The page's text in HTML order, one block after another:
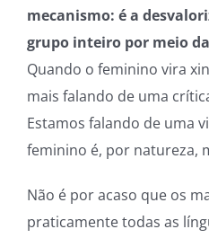
mecanismo: é a
grupo inteiro por meio
Quando o feminino vira
mais falando de uma
Estamos falando de uma
feminino é, por natureza,
Não é por acaso que os
praticamente todas as